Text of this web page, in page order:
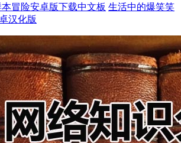
本冒险安卓版下载中文板 生活中的爆笑笑
汉化版